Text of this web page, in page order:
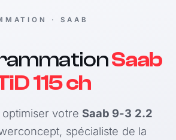
· SAAB
Saab
115 ch
votre Saab 9-3 2.2
spécialiste de la